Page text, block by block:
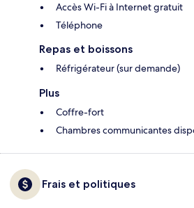
Accès Wi-Fi à Internet gratuit
Téléphone
Repas et boissons
Réfrigérateur (sur demande)
Plus
Coffre-fort
Chambres communicantes
Frais et politiques